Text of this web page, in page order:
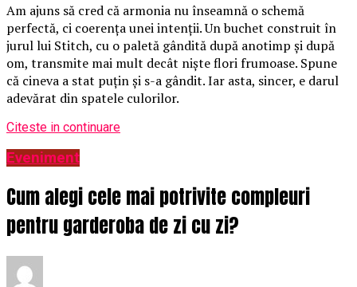
Am ajuns să cred că armonia nu înseamnă o schemă
perfectă, ci coerența unei intenții. Un buchet construit în
jurul lui Stitch, cu o paletă gândită după anotimp și după
om, transmite mai mult decât niște flori frumoase. Spune
că cineva a stat puțin și s-a gândit. Iar asta, sincer, e darul
adevărat din spatele culorilor.
Citeste in continuare
Eveniment
Cum alegi cele mai potrivite compleuri
pentru garderoba de zi cu zi?